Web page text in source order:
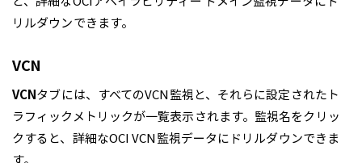
リルダウンできます。
VCN
VCNタブには、すべてのVCN監視と、それらに設定されたト
ラフィックメトリックが一覧表示されます。監視名をクリッ
クすると、詳細なOCI VCN監視データにドリルダウンできま